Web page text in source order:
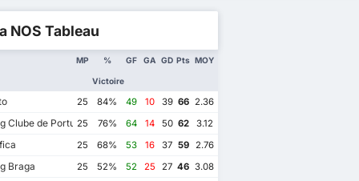
NOS Tableau
MP %
Victoire
GF GA GD Pts MOY
25 84% 49 10 39 66 2.36
Clube de Portugal
25 76% 64 14 50 62
3.12
25 68% 53 16 37 59 2.76
Braga 25 52% 52 25 27 46 3.08